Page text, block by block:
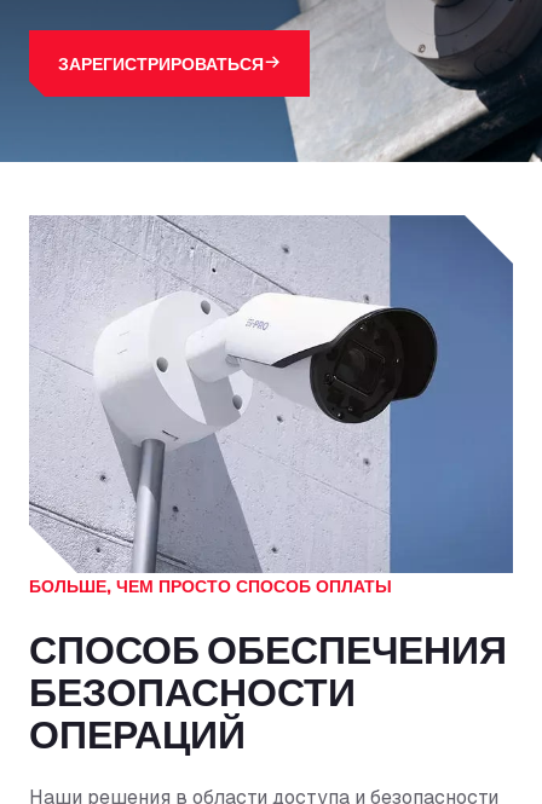
ЗАРЕГИСТРИРОВАТЬСЯ
БОЛЬШЕ, ЧЕМ ПРОСТО СПОСОБ ОПЛАТЫ
СПОСОБ ОБЕСПЕЧЕНИЯ
БЕЗОПАСНОСТИ
ОПЕРАЦИЙ
Наши решения в области доступа и безопасности